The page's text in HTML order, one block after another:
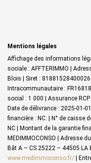
Mentions légales
Affichage des informations
sociale : AFFTERIMMO |
Blois | Siret :
Intracommunautaire :
social : 1 000 | Assurance RCP
Date de délivrance : 2025-01-
financière : NC. | N° de caisse
NC | Montant de la garantie
MEDIMMOCONSO | Adresse
Bât A – CS 25222 – 44505 LA
www.medimmoconso.fr/ |